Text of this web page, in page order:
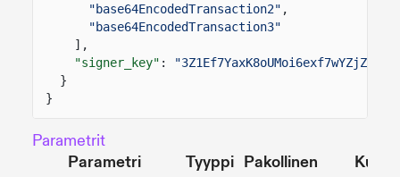
"base64EncodedTransaction2" ,
"base64EncodedTransaction3"
],
"signer_key" :
}
}
Parametrit
Parametri
Tyyppi Pakollinen